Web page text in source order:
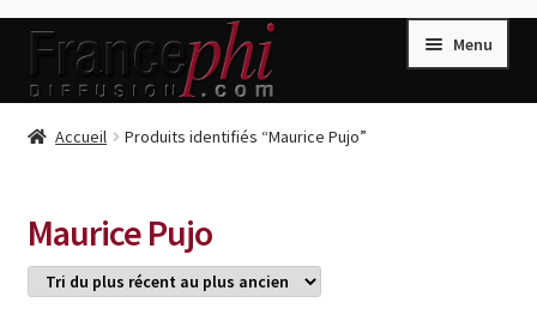
Aller
la
Aller
contenu
Menu
Accueil
Conditions de Vente
Accueil Produits identifiés “Maurice Pujo”
Maurice Pujo